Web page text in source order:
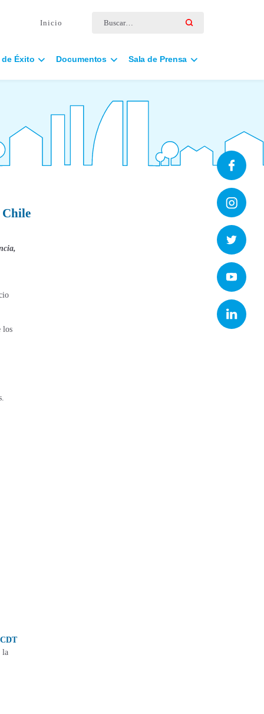
Buscar por:
Inicio
de Éxito Documentos Sala de Prensa
los
CDT
la